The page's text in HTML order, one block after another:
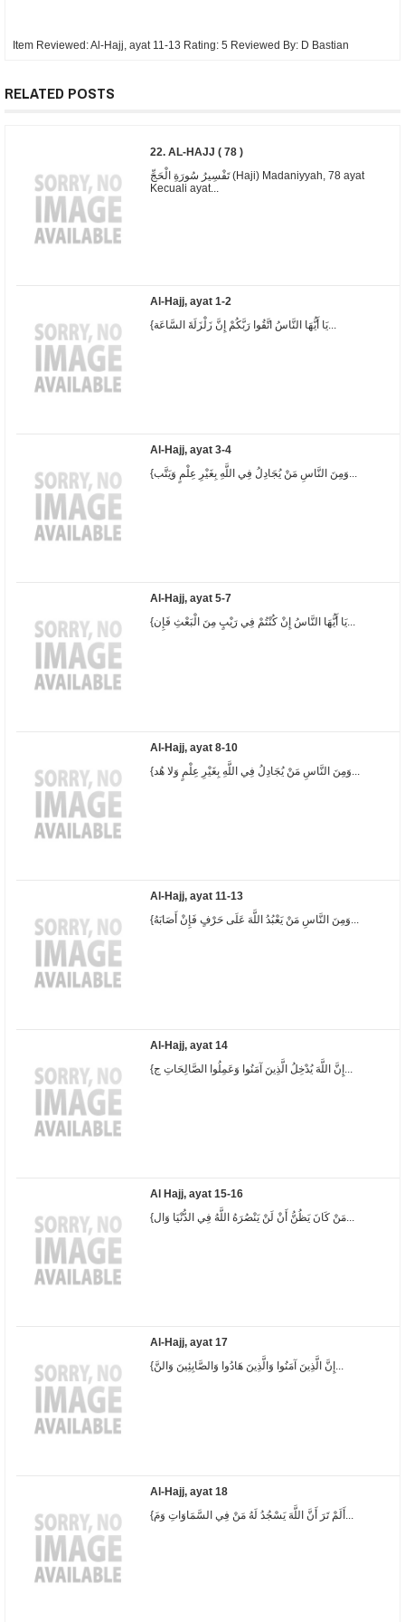
Item Reviewed:Al-Hajj, ayat 11-13 Rating: 5 Reviewed By: D Bastian
RELATED POSTS
22. AL-HAJJ ( 78 )
تَفْسِيرُ سُورَةِ الْحَجِّ (Haji) Madaniyyah, 78 ayat
Kecuali ayat...
Al-Hajj, ayat 1-2
{يَا أَيُّهَا النَّاسُ اتَّقُوا رَبَّكُمْ إِنَّ زَلْزَلَةَ السَّاعَة...
Al-Hajj, ayat 3-4
{وَمِنَ النَّاسِ مَنْ يُجَادِلُ فِي اللَّهِ بِغَيْرِ عِلْمٍ وَيَتَّب...
Al-Hajj, ayat 5-7
{يَا أَيُّهَا النَّاسُ إِنْ كُنْتُمْ فِي رَيْبٍ مِنَ الْبَعْثِ فَإِن...
Al-Hajj, ayat 8-10
Al-Hajj, ayat 11-13
{وَمِنَ النَّاسِ مَنْ يَعْبُدُ اللَّهَ عَلَى حَرْفٍ فَإِنْ أَصَابَهُ...
Al-Hajj, ayat 14
Al Hajj, ayat 15-16
{مَنْ كَانَ يَظُنُّ أَنْ لَنْ يَنْصُرَهُ اللَّهُ فِي الدُّنْيَا وَال...
Al-Hajj, ayat 17
{إِنَّ الَّذِينَ آمَنُوا وَالَّذِينَ هَادُوا وَالصَّابِئِينَ وَالنَّ...
Al-Hajj, ayat 18